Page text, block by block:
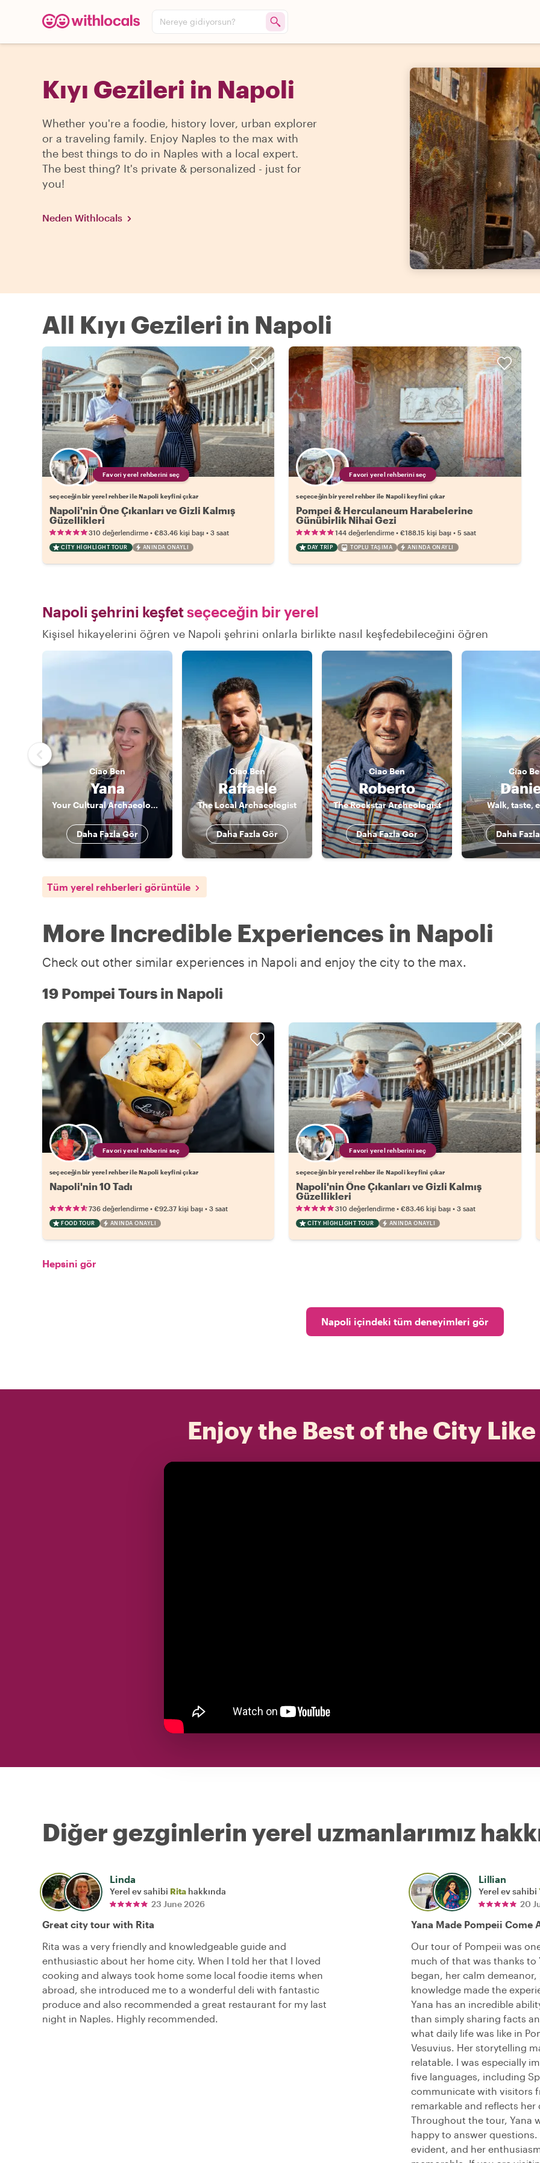
Nereye gidiyorsun?
Kıyı Gezileri in Napoli
Whether you're a foodie, history lover, urban explorer
or a traveling family. Enjoy Naples to the max with
the best things to do in Naples with a local expert.
The best thing? It's private & personalized - just for
you!
Neden Withlocals
All Kıyı Gezileri in Napoli
Favori yerel rehberini seç
seçeceğin bir yerel rehber ile Napoli keyfini çıkar
Napoli'nin Öne Çıkanları ve Gizli Kalmış
Güzellikleri
310 değerlendirme • €83.46 kişi başı • 3 saat
CITY HIGHLIGHT TOUR ANINDA ONAYLI
Favori yerel rehberini seç
seçeceğin bir yerel rehber ile Napoli keyfini çıkar
Pompei & Herculaneum Harabelerine
Günübirlik Nihai Gezi
144 değerlendirme •€188.15 kişi başı •5 saat
DAY TRIP TOPLU TAŞIMA ANINDA ONAYLI
Napoli şehrini keşfetseçeceğin bir yerel
Kişisel hikayelerini öğren ve Napoli şehrini onlarla birlikte nasıl keşfedebileceğini öğren
CiaoBen
Yana
Your Cultural Archaeologist
Daha Fazla Gör
CiaoBen
Raffaele
The Local Archaeologist
Daha Fazla Gör
CiaoBen
Roberto
The Rockstar Archeologist
Daha Fazla Gör
Ciao
Walk, taste,
Daha
Tüm yerel rehberleri görüntüle
More Incredible Experiences in Napoli
Check out other similar experiences in Napoli and enjoy the city to the max.
19 Pompei Tours in Napoli
Favori yerel rehberini seç
seçeceğin bir yerel rehber ile Napoli keyfini çıkar
Napoli'nin 10 Tadı
736 değerlendirme • €92.37 kişi başı • 3 saat
FOOD TOUR ANINDA ONAYLI
Favori yerel rehberini seç
seçeceğin bir yerel rehber ile Napoli keyfini çıkar
Napoli'nin Öne Çıkanları ve Gizli Kalmış
Güzellikleri
310 değerlendirme •€83.46 kişi başı •3 saat
CITY HIGHLIGHT TOUR ANINDA ONAYLI
Hepsini gör
Napoli içindeki tüm deneyimleri gör
Enjoy the Best of the City Like
Diğer gezginlerin yerel uzmanlarımız
Linda
Yerel ev sahibi Rita hakkında
23 June 2026
Great city tour with Rita
Rita was a very friendly and knowledgeable guide and
enthusiastic about her home city. When I told her that I loved
cooking and always took home some local foodie items when
abroad, she introduced me to a wonderful deli with fantastic
produce and also recommended a great restaurant for my last
night in Naples. Highly recommended.
Lillian
Yerel ev sahibi
20
Yana Made Pompeii Come
Our tour of Pompeii was
much of that was thanks
began, her calm
knowledge made the
Yana has an incredible
than simply sharing facts
what daily life was like in
Vesuvius. Her storytelling
relatable. I was especially
five languages, including
communicate with visitors
remarkable and reflects
Throughout the tour, Yana
happy to answer
evident, and her